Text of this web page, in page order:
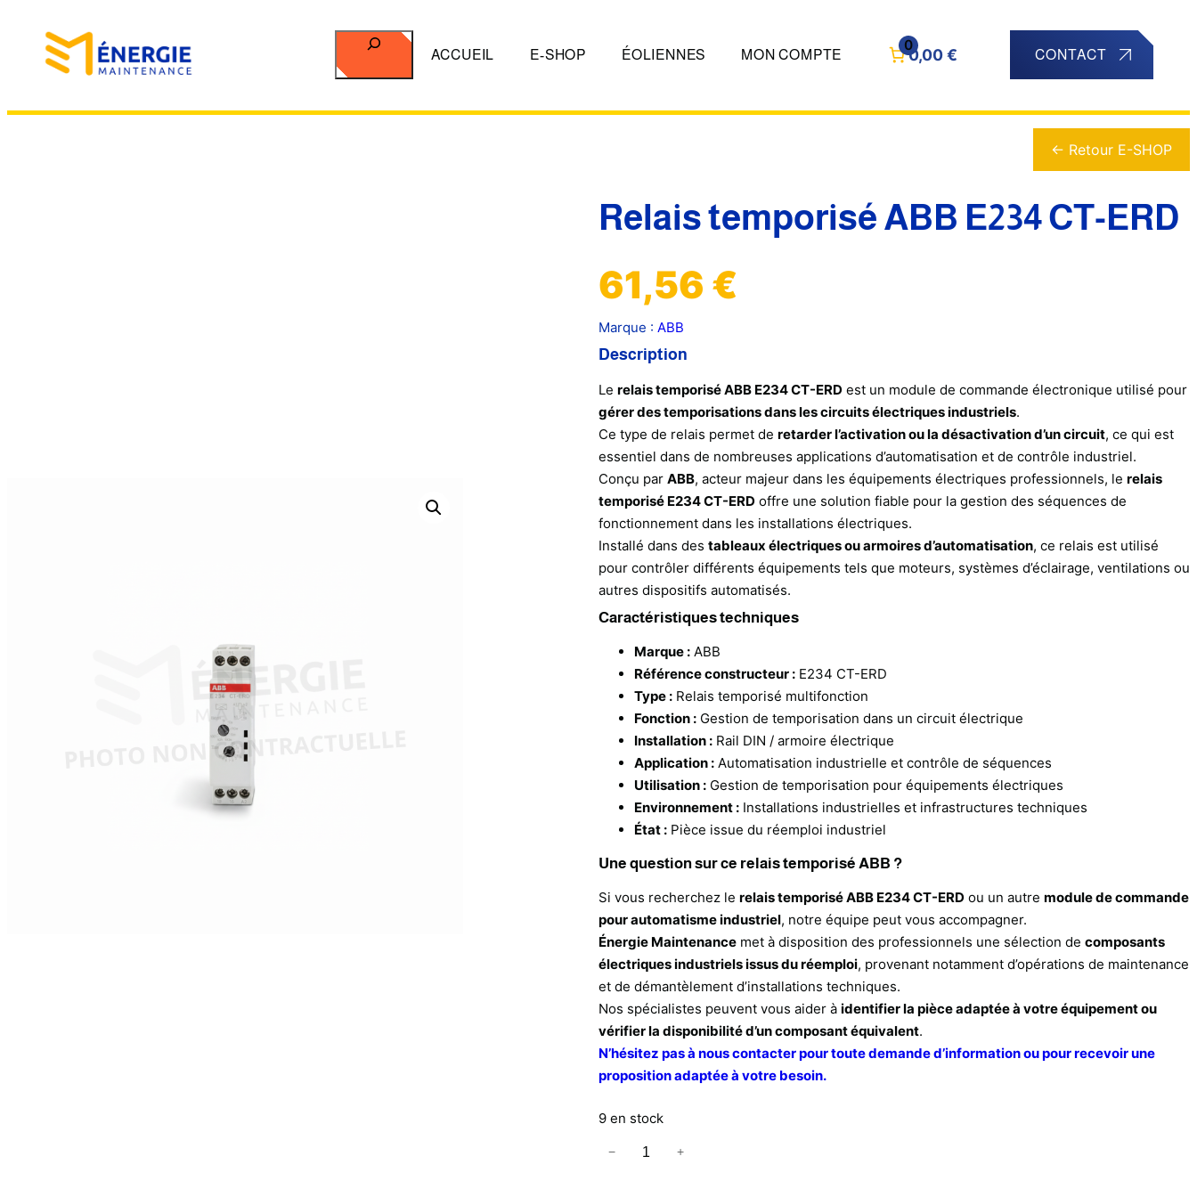
Rechercher
ACCUEIL E-SHOP ÉOLIENNES MON COMPTE
0
0,00 € CONTACT
← Retour E-SHOP
Relais temporisé ABB E234 CT-ERD
61,56 €
Marque : ABB
Description
Le relais temporisé ABB E234 CT-ERD est un module de commande électronique utilisé pour
gérer des temporisations dans les circuits électriques industriels.
Ce type de relais permet de retarder l’activation ou la désactivation d’un circuit, ce qui est
essentiel dans de nombreuses applications d’automatisation et de contrôle industriel.
Conçu par ABB, acteur majeur dans les équipements électriques professionnels, le relais
temporisé E234 CT-ERD offre une solution fiable pour la gestion des séquences de
fonctionnement dans les installations électriques.
Installé dans des tableaux électriques ou armoires d’automatisation, ce relais est utilisé
pour contrôler différents équipements tels que moteurs, systèmes d’éclairage, ventilations ou
autres dispositifs automatisés.
Caractéristiques techniques
Marque : ABB
Référence constructeur : E234 CT-ERD
Type : Relais temporisé multifonction
Fonction : Gestion de temporisation dans un circuit électrique
Installation : Rail DIN / armoire électrique
Application : Automatisation industrielle et contrôle de séquences
Utilisation : Gestion de temporisation pour équipements électriques
Environnement : Installations industrielles et infrastructures techniques
État : Pièce issue du réemploi industriel
Une question sur ce relais temporisé ABB ?
Si vous recherchez le relais temporisé ABB E234 CT-ERD ou un autre module de commande
pour automatisme industriel, notre équipe peut vous accompagner.
Énergie Maintenance met à disposition des professionnels une sélection de composants
électriques industriels issus du réemploi, provenant notamment d’opérations de maintenance
et de démantèlement d’installations techniques.
Nos spécialistes peuvent vous aider à identifier la pièce adaptée à votre équipement ou
vérifier la disponibilité d’un composant équivalent.
N’hésitez pas à nous contacter pour toute demande d’information ou pour recevoir une
proposition adaptée à votre besoin.
9 en stock
− +